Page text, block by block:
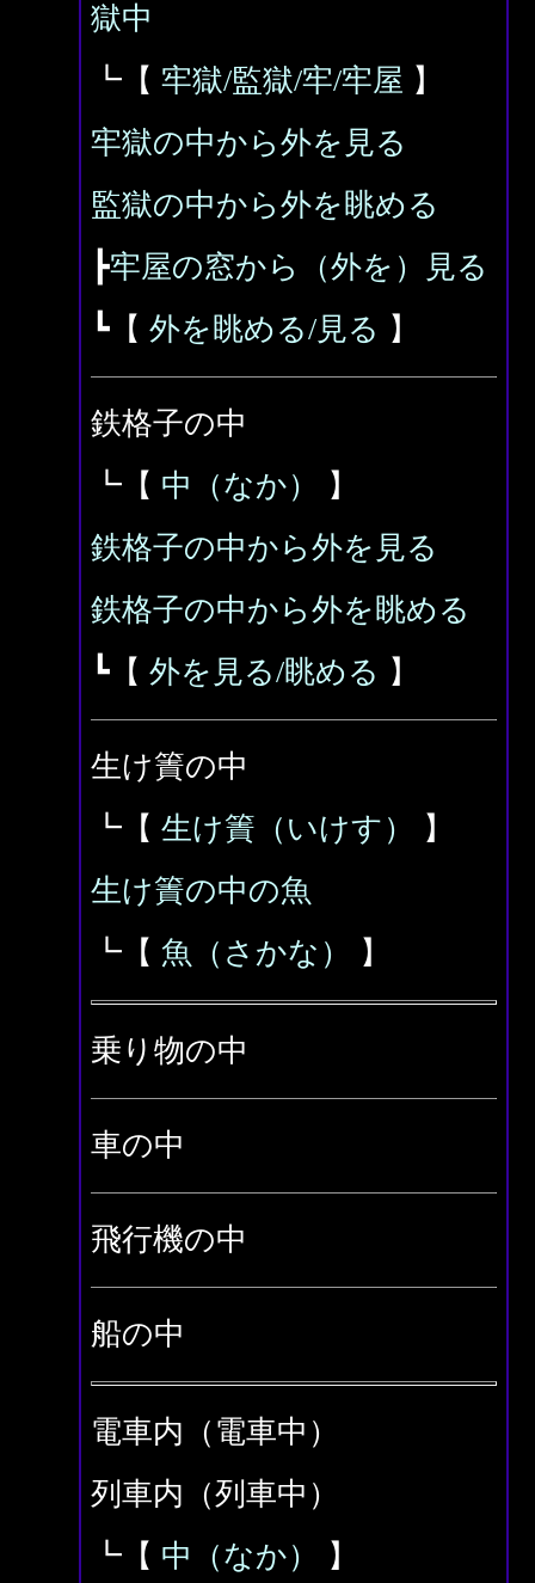
獄中
┗【 牢獄/監獄/牢/牢屋 】
牢獄の中から外を見る
監獄の中から外を眺める
┣牢屋の窓から（外を）見る
┗【 外を眺める/見る 】
鉄格子の中
┗【 中（なか）
】
鉄格子の中から外を見る
鉄格子の中から外を眺める
┗【 外を見る/眺める 】
生け簀の中
┗【 生け簀（いけす）
】
生け簀の中の魚
┗【 魚（さかな） 】
乗り物の中
車の中
飛行機の中
船の中
電車内（電車中）
列車内（列車中）
┗【 中（なか）
】